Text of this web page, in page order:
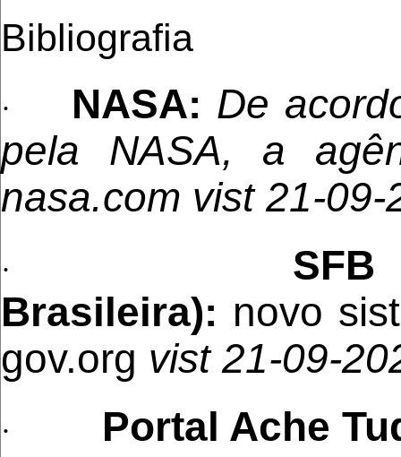
Bibliografia
· NASA: De
pela NASA, a
nasa.com vist 21-09-
·
SFB
Brasileira): novo
gov.org vist 21-09-
·
Portal Ache